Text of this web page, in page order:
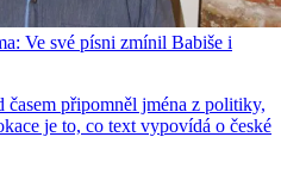
Ve své písni zmínil Babiše i
časem připomněl jména z politiky,
je to, co text vypovídá o české